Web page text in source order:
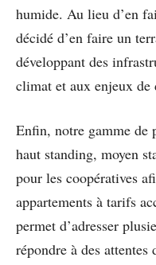
humide. Au lieu d’en
décidé d’en faire un
développant des
climat et aux enjeux de
Enfin, notre gamme de
haut standing, moyen
pour les coopératives
appartements à tarifs
permet d’adresser
répondre à des attentes